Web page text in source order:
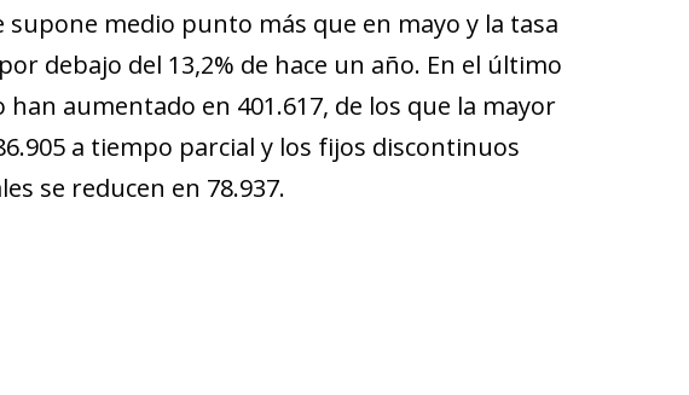
medio punto más que en mayo y la tasa
debajo del 13,2% de hace un año. En el último
aumentado en 401.617, de los que la mayor
a tiempo parcial y los fijos discontinuos
se reducen en 78.937.